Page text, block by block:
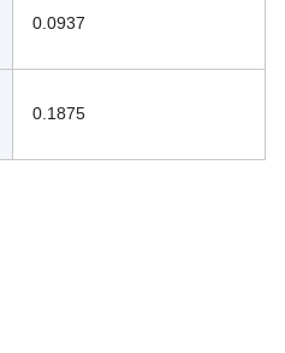
0.0937
0.1875